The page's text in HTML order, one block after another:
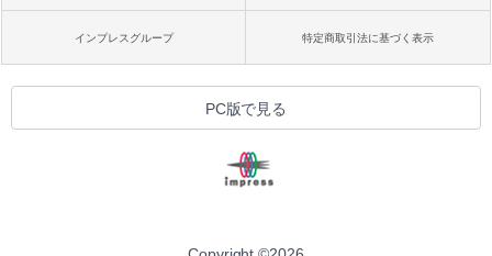
インプレスグループ 特定商取引法に基づく表示
PC版で見る